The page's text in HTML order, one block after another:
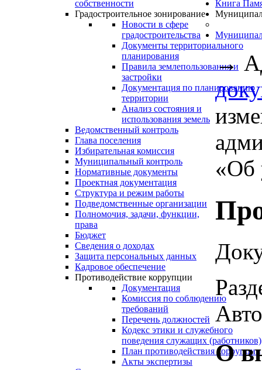
собственности
Градостроительное зонирование
Новости в сфере
градостроительства
Документы территориального
планирования
Правила землепользования и
застройки
Документация по планированию
территории
Анализ состояния и
использования земель
Ведомственный контроль
Глава поселения
Избирательная комиссия
Муниципальный контроль
Нормативные документы
Проектная документация
Структура и режим работы
Подведомственные организации
Полномочия, задачи, функции,
права
Бюджет
Сведения о доходах
Защита персональных данных
Кадровое обеспечение
Противодействие коррупции
Документация
Комиссия по соблюдению
требований
Перечень должностей
Кодекс этики и служебного
поведения служащих (работников)
План противодействия коррупции
Акты экспертизы
Книга
→
«Об
О